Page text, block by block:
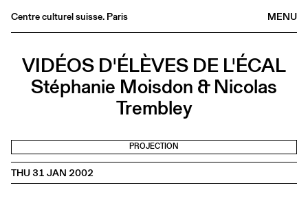
MENU
Centre culturel suisse. Paris
Bookshop
Buvette
Publications
About
VIDÉOS D'ÉLÈVES DE L'ÉCAL
Stéphanie Moisdon & Nicolas
Trembley
PROJECTION
THU 31 JAN 2002